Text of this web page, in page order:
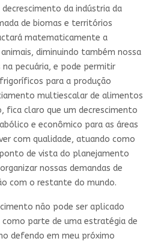
da indústria da
de biomas e territórios
matematicamente a
diminuindo também nossa
pecuária, e pode permitir
para a produção
multiescalar de alimentos
fica claro que um decrescimento
e econômico para as áreas
com qualidade, atuando como
de vista do planejamento
nossas demandas de
com o restante do mundo.
não pode ser aplicado
parte de uma estratégia de
defendo em meu próximo